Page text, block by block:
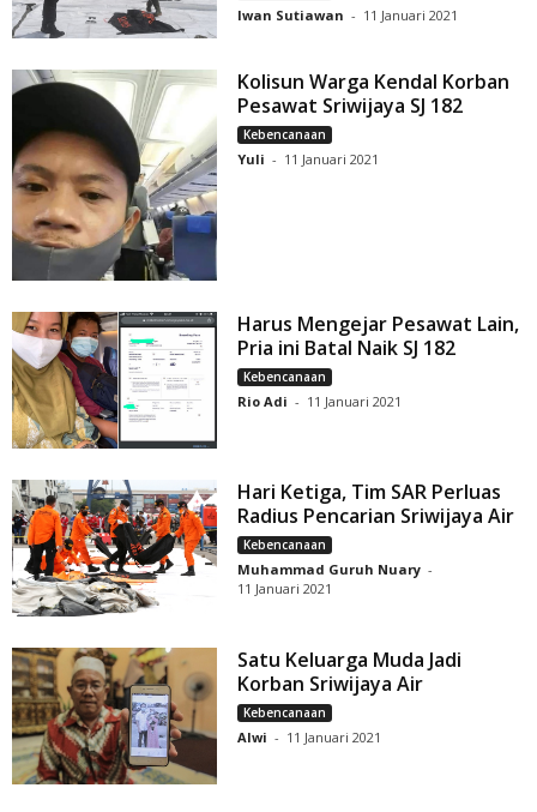
Iwan Sutiawan - 11 Januari 2021
Kolisun Warga Kendal Korban
Pesawat Sriwijaya SJ 182
Kebencanaan
Yuli - 11 Januari 2021
Harus Mengejar Pesawat Lain,
Pria ini Batal Naik SJ 182
Kebencanaan
Rio Adi - 11 Januari 2021
Hari Ketiga, Tim SAR Perluas
Radius Pencarian Sriwijaya Air
Kebencanaan
Muhammad Guruh Nuary -
11 Januari 2021
Satu Keluarga Muda Jadi
Korban Sriwijaya Air
Kebencanaan
Alwi - 11 Januari 2021